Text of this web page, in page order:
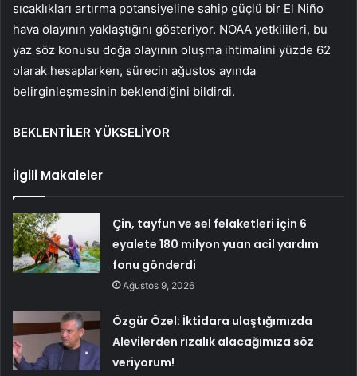
sıcaklıkları artırma potansiyeline sahip güçlü bir El Niño
hava olayının yaklaştığını gösteriyor. NOAA yetkilileri, bu
yaz söz konusu doğa olayının oluşma ihtimalini yüzde 62
olarak hesaplarken, sürecin ağustos ayında
belirginleşmesinin beklendiğini bildirdi.
BEKLENTİLER YÜKSELİYOR
İlgili Makaleler
Çin, tayfun ve sel felaketleri için 6
eyalete 180 milyon yuan acil yardım
fonu gönderdi
Ağustos 9, 2026
Özgür Özel: İktidara ulaştığımızda
Alevilerden rızalık alacağımıza söz
veriyorum!